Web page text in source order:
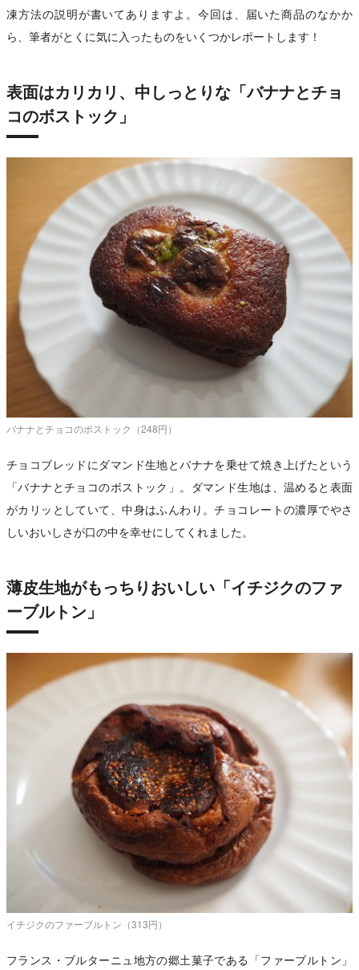
凍方法の説明が書いてありますよ。今回は、届いた商品のなかか
ら、筆者がとくに気に入ったものをいくつかレポートします！
表面はカリカリ、中しっとりな「バナナとチョ
コのボストック」
バナナとチョコのボストック（248円）
チョコブレッドにダマンド生地とバナナを乗せて焼き上げたという
「バナナとチョコのボストック」。ダマンド生地は、温めると表面
がカリッとしていて、中身はふんわり。チョコレートの濃厚でやさ
しいおいしさが口の中を幸せにしてくれました。
薄皮生地がもっちりおいしい「イチジクのファ
ーブルトン」
イチジクのファーブルトン（313円）
フランス・ブルターニュ地方の郷土菓子である「ファーブルトン」